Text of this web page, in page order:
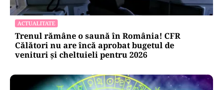
NECONVENTIONAL
FrikiPedia: răzbunarea electrocasnicelor.
Românii îl atacă pe Bolojan cu fierul de călcat
EXCLUSIV
EXCLUSIV